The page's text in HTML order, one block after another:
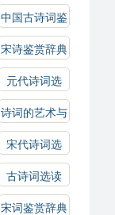
中国古诗词鉴
赏
宋诗鉴赏辞典
元代诗词选
诗词的艺术与
技巧
宋代诗词选
古诗词选读
宋词鉴赏辞典